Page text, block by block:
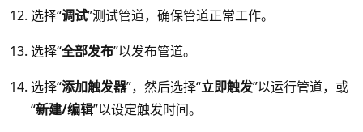
选择“调试”测试管道，确保管道正常工作。
选择“全部发布”以发布管道。
选择“添加触发器”，然后选择“立即触发”以运行管道，或
“新建/编辑”以设定触发时间。